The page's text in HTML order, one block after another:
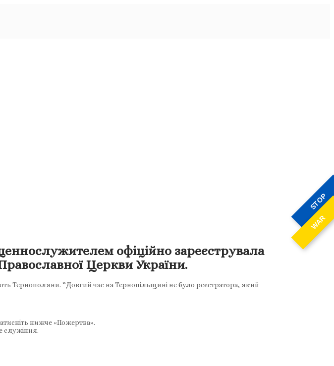
STOP
WAR
офіційно зареєструвала
Церкви України.
Тернополяни. “Довгий час на Тернопільщині не було реєстратора, який
нижче «Пожертва».
служіння.